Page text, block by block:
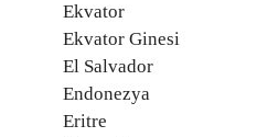
Ekvator
Ekvator Ginesi
El Salvador
Endonezya
Eritre